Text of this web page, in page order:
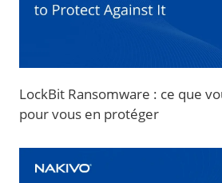
LockBit Ransomware : ce que
pour vous en protéger